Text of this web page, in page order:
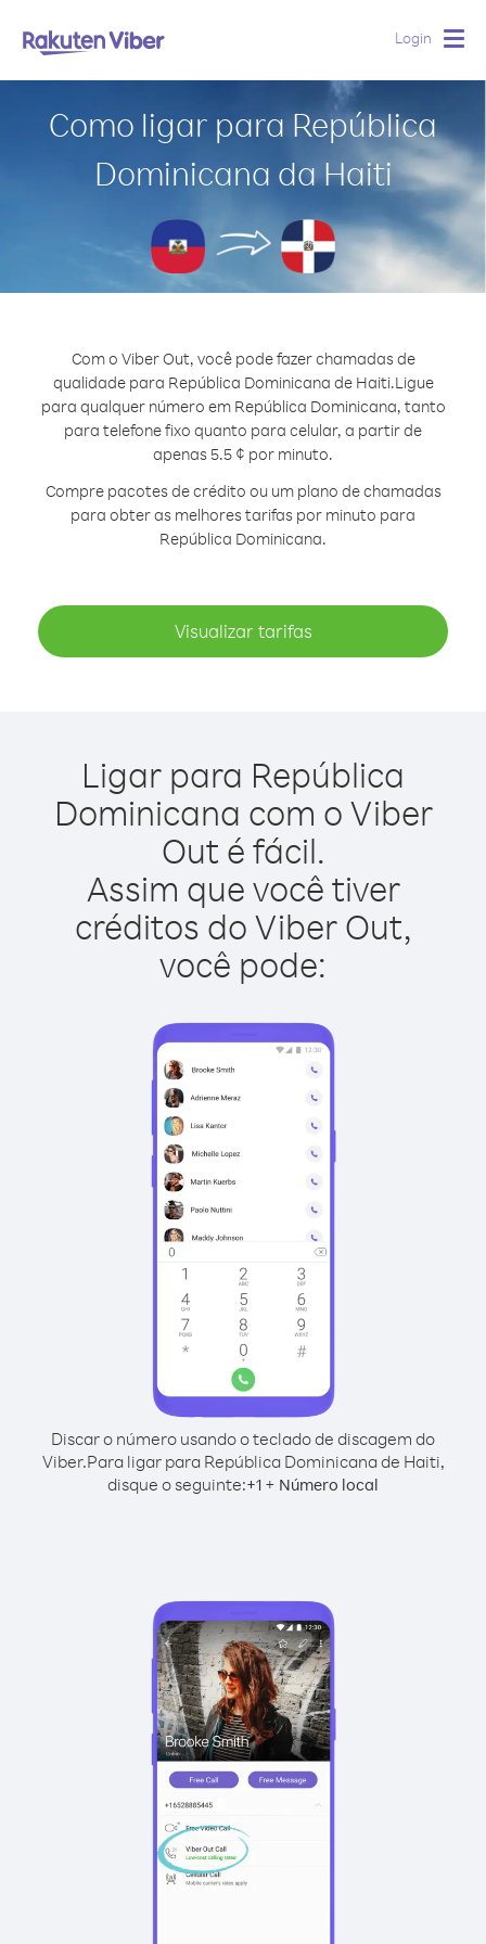
Login
Como ligar para República
Dominicana da Haiti
Com o Viber Out, você pode fazer chamadas de
qualidade para República Dominicana de Haiti.Ligue
para qualquer número em República Dominicana, tanto
para telefone fixo quanto para celular, a partir de
apenas 5.5 ¢ por minuto.
Compre pacotes de crédito ou um plano de chamadas
para obter as melhores tarifas por minuto para
República Dominicana.
Visualizar tarifas
Ligar para República
Dominicana com o Viber
Out é fácil.
Assim que você tiver
créditos do Viber Out,
você pode:
Discar o número usando o teclado de discagem do
Viber.Para ligar para República Dominicana de Haiti,
disque o seguinte:+1 + Número local